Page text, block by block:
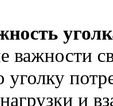
важности
уголку
и